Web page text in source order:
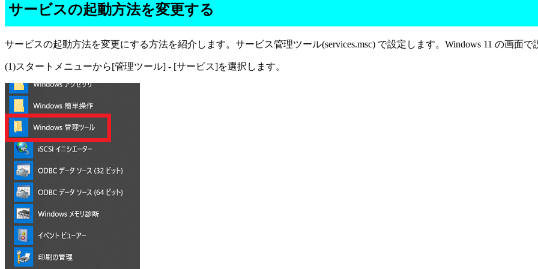
サービスの起動方法を変更する
サービスの起動方法を変更にする方法を紹介します。サービス管理ツール(services.msc) で設定します。Windows 11 の画面で
(1)スタートメニューから[管理ツール] - [サービス]を選択します。